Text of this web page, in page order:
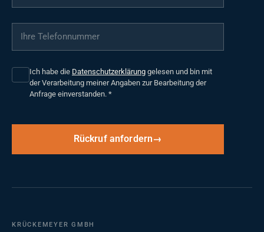
Ihre Telefonnummer
Ich habe die Datenschutzerklärung gelesen und bin mit
der Verarbeitung meiner Angaben zur Bearbeitung der
Anfrage einverstanden. *
Rückruf anfordern
KRÜCKEMEYER GMBH